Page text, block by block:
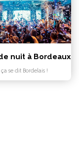
nuit à Bordeaux
ça se dit Bordelais !